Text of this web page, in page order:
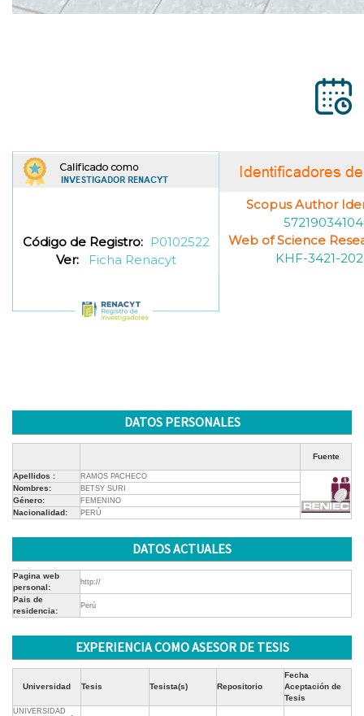
Código de Registro: P0102522
Ver:
Ficha Renacyt
Scopus Author
57219034104
Web of Science
KHF-3421-
DATOS PERSONALES
Fuente
Apellidos : RAMOS PACHECO
Nombres: BETSY SURI
Género: FEMENINO
Nacionalidad: PERÚ
DATOS ACTUALES
Pagina web
personal:
http://
Pais de
residencia:
Perú
EXPERIENCIA COMO ASESOR DE TESIS
Universidad Tesis Tesista(s) Repositorio
Fecha
Aceptación de
Tesis
UNIVERSIDAD